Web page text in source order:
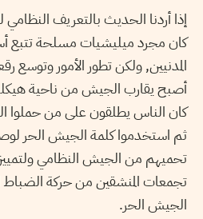
إذا أردنا الحديث بالتعريف
كان مجرد ميليشيات مسلحة تتبع
المدنيين, ولكن تطور الأمور
أصبح يقارب الجيش من ناحية
كان الناس يطلقون على من حملوا
ثم استخدموا كلمة الجيش الحر
تحميهم من الجيش النظامي
تجمعات المنشقين من حركة الضباط
الجيش الحر.